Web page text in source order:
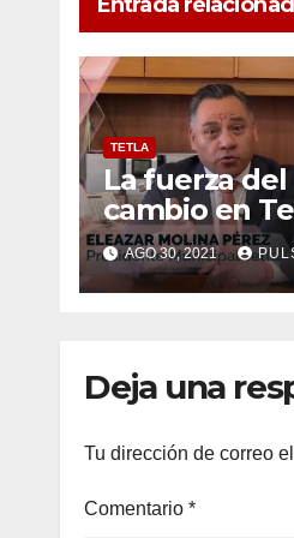
Entrada
TETLA
La fuerza del
cambio en
AGO 30, 2021
Deja una
Tu dirección de correo
Comentario *